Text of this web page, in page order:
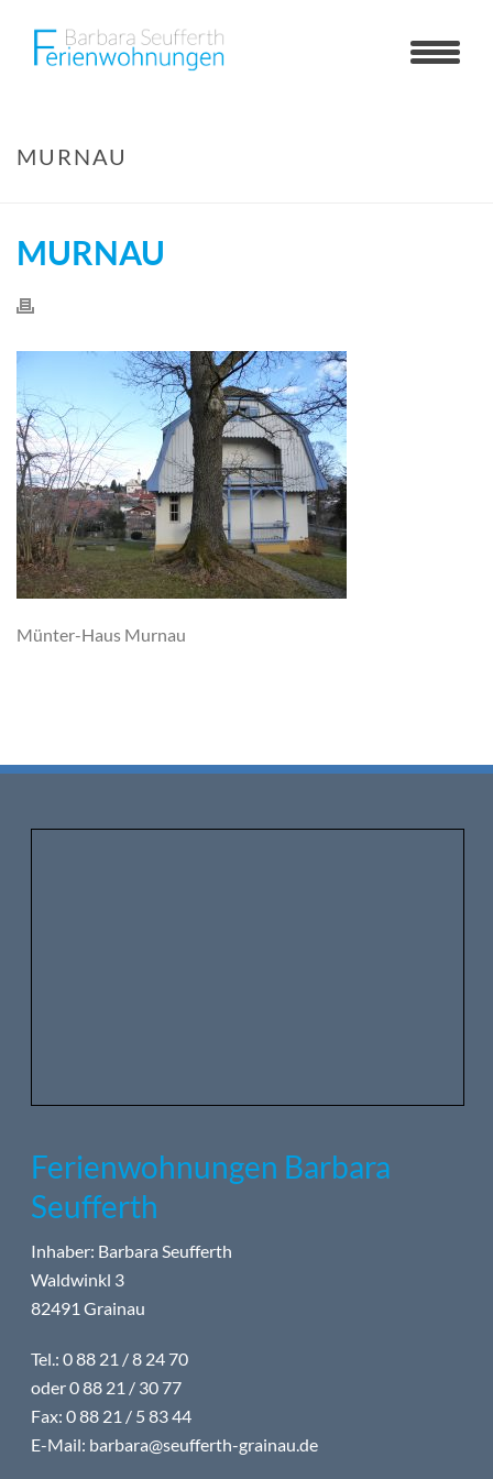
MURNAU
MURNAU
Münter-Haus Murnau
Ferienwohnungen Barbara
Seufferth
Inhaber: Barbara Seufferth
Waldwinkl 3
82491 Grainau
Tel.: 0 88 21 / 8 24 70
oder 0 88 21 / 30 77
Fax: 0 88 21 / 5 83 44
E-Mail: barbara@seufferth-grainau.de